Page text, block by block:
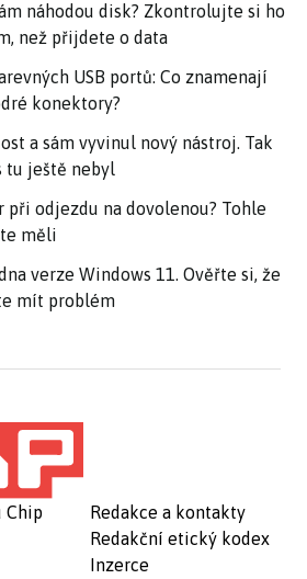
náhodou disk? Zkontrolujte si ho
než přijdete o data
USB portů: Co znamenají
konektory?
a sám vyvinul nový nástroj. Tak
tu ještě nebyl
odjezdu na dovolenou? Tohle
měli
verze Windows 11. Ověřte si, že
mít problém
Chip
Redakce a kontakty
Redakční etický kodex
Inzerce